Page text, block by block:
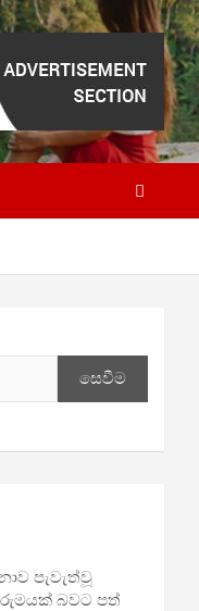
සෙවීම
පැවැත්වූ
බවට පත්